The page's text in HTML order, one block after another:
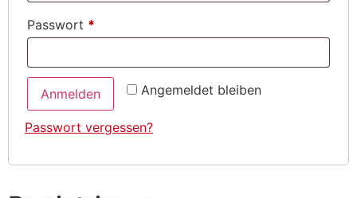
Passwort *
Angemeldet bleiben
Anmelden
Passwort vergessen?